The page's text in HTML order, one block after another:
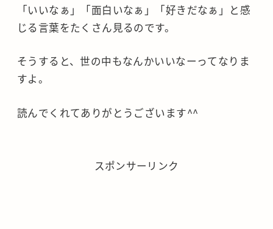
「いいなぁ」「面白いなぁ」「好きだなぁ」と感
じる言葉をたくさん見るのです。
そうすると、世の中もなんかいいなーってなりま
すよ。
読んでくれてありがとうございます^^
スポンサーリンク